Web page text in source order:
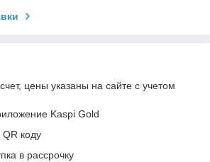
цены указаны на сайте с учетом
Kaspi Gold
коду
в рассрочку